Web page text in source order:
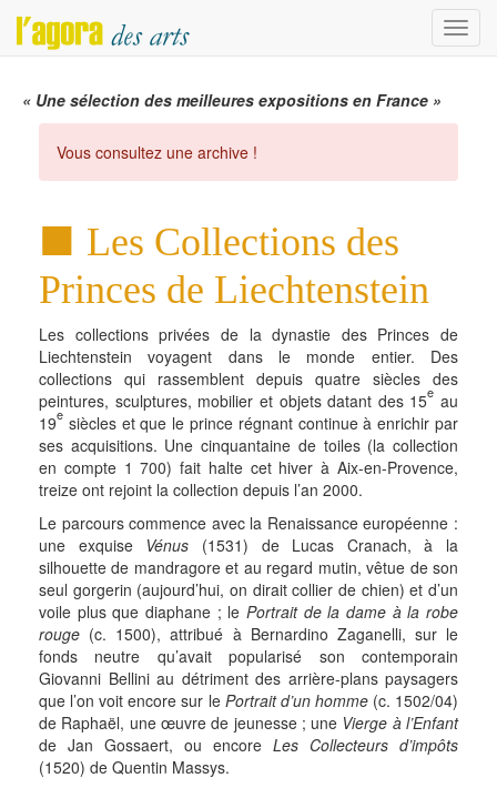
Menu
« Une sélection des meilleures expositions en France »
Vous consultez une archive !
Les Collections des
Princes de Liechtenstein
Les collections privées de la dynastie des Princes de
Liechtenstein voyagent dans le monde entier. Des
collections qui rassemblent depuis quatre siècles des
peintures, sculptures, mobilier et objets datant des 15e au
19e siècles et que le prince régnant continue à enrichir par
ses acquisitions. Une cinquantaine de toiles (la collection
en compte 1 700) fait halte cet hiver à Aix-en-Provence,
treize ont rejoint la collection depuis l’an 2000.
Le parcours commence avec la Renaissance européenne :
une exquise Vénus (1531) de Lucas Cranach, à la
silhouette de mandragore et au regard mutin, vêtue de son
seul gorgerin (aujourd’hui, on dirait collier de chien) et d’un
voile plus que diaphane ; le Portrait de la dame à la robe
rouge (c. 1500), attribué à Bernardino Zaganelli, sur le
fonds neutre qu’avait popularisé son contemporain
Giovanni Bellini au détriment des arrière-plans paysagers
que l’on voit encore sur le Portrait d’un homme(c. 1502/04)
de Raphaël, une œuvre de jeunesse ; une Vierge à l’Enfant
de Jan Gossaert, ou encore Les Collecteurs d’impôts
(1520) de Quentin Massys.